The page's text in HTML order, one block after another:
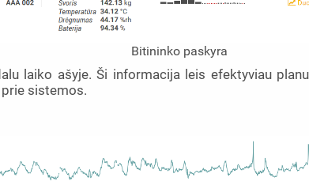
Bitininko paskyra
laiko ašyje. Ši informacija leis efektyviau
sistemos.